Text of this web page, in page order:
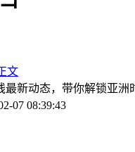
文
新动态，带你解锁亚洲
07 08:39:43